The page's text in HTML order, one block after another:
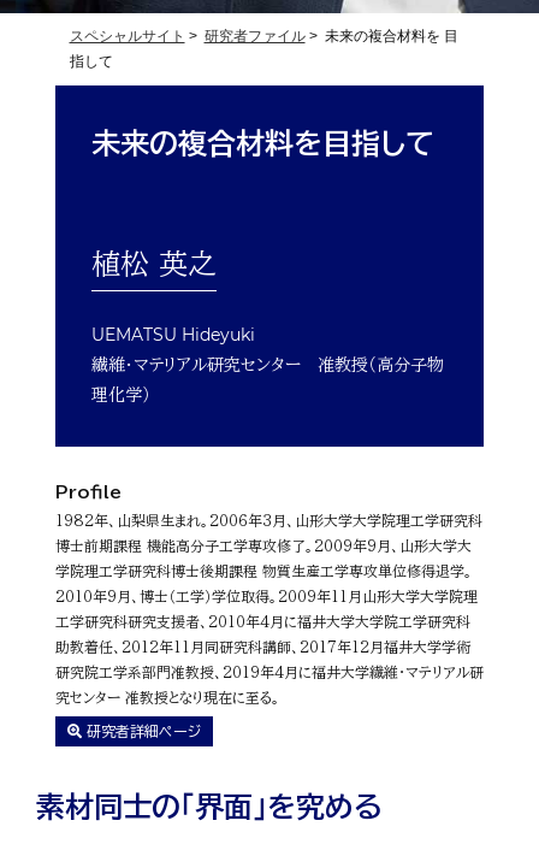
スペシャルサイト > 研究者ファイル> 未来の複合材料を 目
指して
未来の複合材料を 目指して
植松 英之
UEMATSU Hideyuki
繊維・マテリアル研究センター 准教授（高分子物
理化学）
Profile
1982年、山梨県生まれ。2006年3月、山形大学大学院理工学研究科
博士前期課程 機能高分子工学専攻修了。2009年9月、山形大学大
学院理工学研究科博士後期課程 物質生産工学専攻単位修得退学。
2010年9月、博士（工学）学位取得。2009年11月山形大学大学院理
工学研究科研究支援者、2010年4月に福井大学大学院工学研究科
助教着任、2012年11月同研究科講師、2017年12月福井大学学術
研究院工学系部門准教授、2019年4月に福井大学繊維・マテリアル研
究センター 准教授となり現在に至る。
研究者詳細ページ
素材同士の「界面」を究める